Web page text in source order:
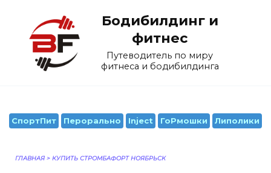
содержанию
Бодибилдинг и
фитнес
Путеводитель по миру
фитнеса и бодибилдинга
СпортПит Перорально Inject ГоРмошки Липолики
ГЛАВНАЯ > КУПИТЬ СТРОМБАФОРТ НОЯБРЬСК